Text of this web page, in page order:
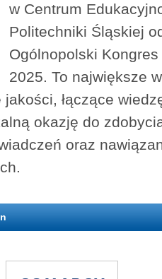
w Centrum
Politechniki Śląskiej
Ogólnopolski
2025. To największe
łączące
okazję do
oraz